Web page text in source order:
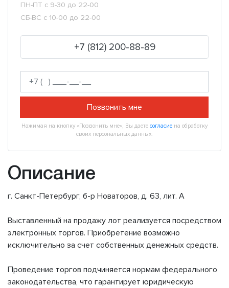
ПН-ПТ с 9-30 до 22-00
СБ-ВС с 10-00 до 22-00
+7 (812) 200-88-89
Позвонить мне
Нажимая на кнопку «Позвонить мне», Вы даете согласие на обработку
своих персональных данных.
Описание
г. Санкт-Петербург, б-р Новаторов, д. 63, лит. А
Выставленный на продажу лот реализуется посредством
электронных торгов. Приобретение возможно
исключительно за счет собственных денежных средств.
Проведение торгов подчиняется нормам федерального
законодательства, что гарантирует юридическую